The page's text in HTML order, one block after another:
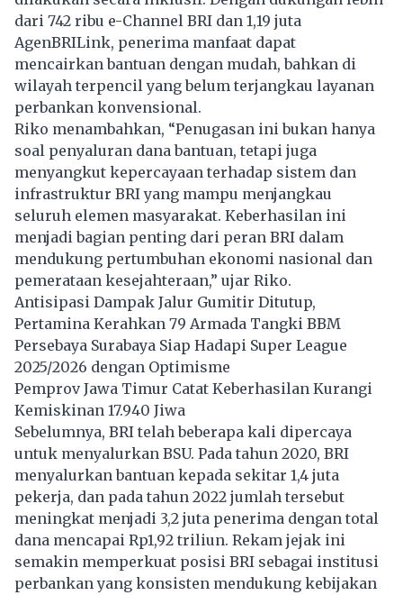
dari 742 ribu e-Channel BRI dan 1,19 juta
AgenBRILink, penerima manfaat dapat
mencairkan bantuan dengan mudah, bahkan di
wilayah terpencil yang belum terjangkau layanan
perbankan konvensional.
Riko menambahkan, “Penugasan ini bukan hanya
soal penyaluran dana bantuan, tetapi juga
menyangkut kepercayaan terhadap sistem dan
infrastruktur BRI yang mampu menjangkau
seluruh elemen masyarakat. Keberhasilan ini
menjadi bagian penting dari peran BRI dalam
mendukung pertumbuhan ekonomi nasional dan
pemerataan kesejahteraan,” ujar Riko.
Antisipasi Dampak Jalur Gumitir Ditutup,
Pertamina Kerahkan 79 Armada Tangki BBM
Persebaya Surabaya Siap Hadapi Super League
2025/2026 dengan Optimisme
Pemprov Jawa Timur Catat Keberhasilan Kurangi
Kemiskinan 17.940 Jiwa
Sebelumnya, BRI telah beberapa kali dipercaya
untuk menyalurkan BSU. Pada tahun 2020, BRI
menyalurkan bantuan kepada sekitar 1,4 juta
pekerja, dan pada tahun 2022 jumlah tersebut
meningkat menjadi 3,2 juta penerima dengan total
dana mencapai Rp1,92 triliun. Rekam jejak ini
semakin memperkuat posisi BRI sebagai institusi
perbankan yang konsisten mendukung kebijakan